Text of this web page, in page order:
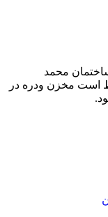
محمد
است مخزن ودره در